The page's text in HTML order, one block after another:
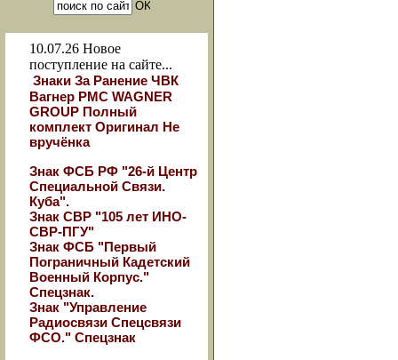
10.07.26 Новое
поступление на сайте...
Знаки За Ранение ЧВК
Вагнер РМС WAGNER
GROUP Полный
комплект Оригинал Не
вручёнка
Знак ФСБ РФ "26-й Центр
Специальной Связи.
Куба".
Знак СВР "105 лет ИНО-
СВР-ПГУ"
Знак ФСБ "Первый
Пограничный Кадетский
Военный Корпус."
Спецзнак.
Знак "Управление
Радиосвязи Спецсвязи
ФСО." Спецзнак